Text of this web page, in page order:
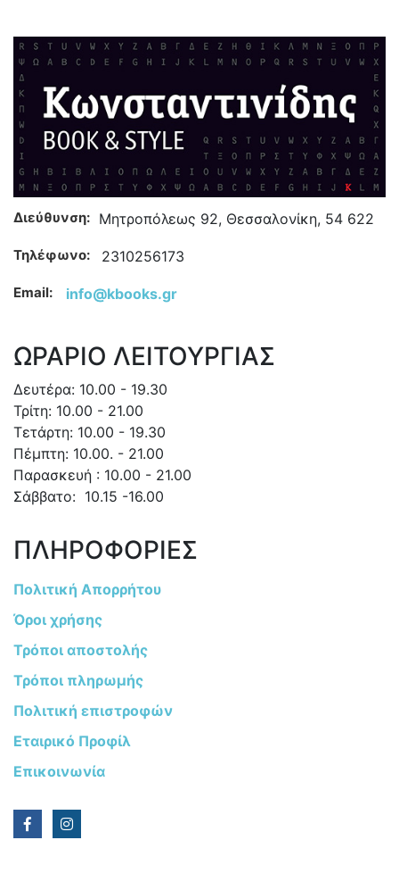
Διεύθυνση: Μητροπόλεως 92, Θεσσαλονίκη, 54 622
Τηλέφωνο: 2310256173
Email: info@kbooks.gr
ΩΡΑΡΙΟ ΛΕΙΤΟΥΡΓΙΑΣ
Δευτέρα: 10.00 - 19.30
Τρίτη: 10.00 - 21.00
Τετάρτη: 10.00 - 19.30
Πέμπτη: 10.00. - 21.00
Παρασκευή : 10.00 - 21.00
Σάββατο: 10.15 -16.00
ΠΛΗΡΟΦΟΡΙΕΣ
Πολιτική Απορρήτου
Όροι χρήσης
Τρόποι αποστολής
Τρόποι πληρωμής
Πολιτική επιστροφών
Εταιρικό Προφίλ
Επικοινωνία